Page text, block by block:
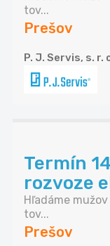
tov...
Prešov
P. J. Servis, s. r.
Termín
rozvoze
Hľadáme
tov...
Prešov